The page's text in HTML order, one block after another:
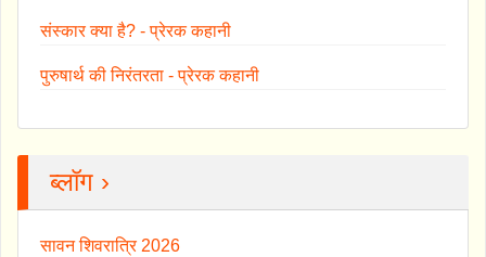
संस्कार क्या है? - प्रेरक कहानी
पुरुषार्थ की निरंतरता - प्रेरक कहानी
ब्लॉग ›
सावन शिवरात्रि 2026